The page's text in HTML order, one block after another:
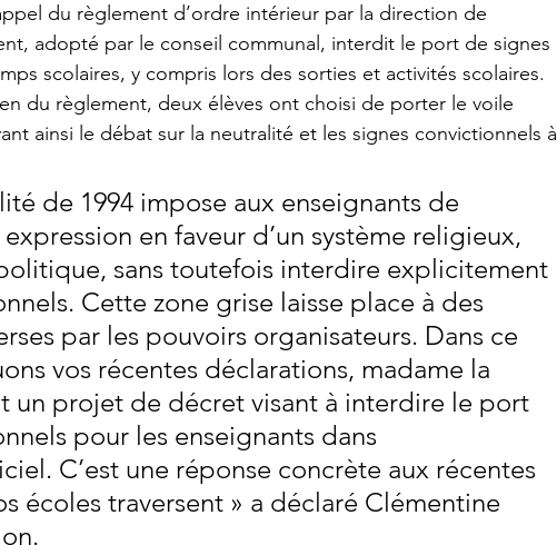
du règlement d’ordre intérieur par la direction de
adopté par le conseil communal, interdit le port de signes
scolaires, y compris lors des sorties et activités scolaires.
du règlement, deux élèves ont choisi de porter le voile
ainsi le débat sur la neutralité et les signes convictionnels à
de 1994 impose aux enseignants de
en faveur d’un système religieux,
sans toutefois interdire explicitement
Cette zone grise laisse place à des
par les pouvoirs organisateurs. Dans ce
vos récentes déclarations, madame la
un projet de décret visant à interdire le port
pour les enseignants dans
C’est une réponse concrète aux récentes
écoles traversent » a déclaré Clémentine